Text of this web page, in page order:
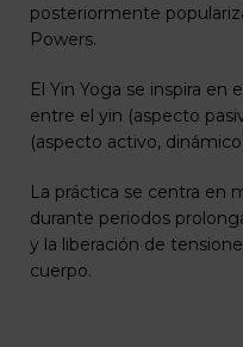
posteriormente
Powers.
El Yin Yoga se inspira
entre el yin (aspecto
(aspecto activo,
La práctica se centra en
durante periodos
y la liberación de
cuerpo.